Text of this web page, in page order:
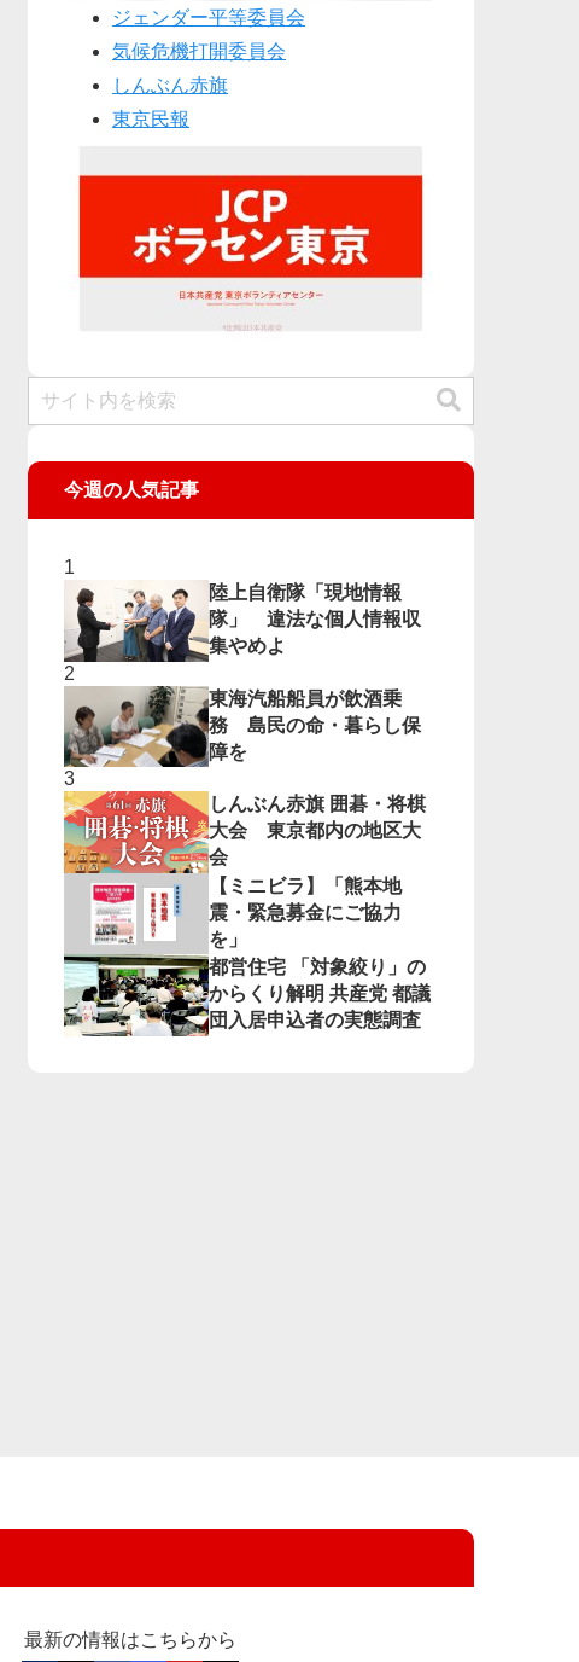
ジェンダー平等委員会
気候危機打開委員会
しんぶん赤旗
東京民報
今週の人気記事
陸上自衛隊「現地情報
隊」 違法な個人情報収
集やめよ
東海汽船船員が飲酒乗
務 島民の命・暮らし保
障を
しんぶん赤旗 囲碁・将棋
大会 東京都内の地区大
会
【ミニビラ】「熊本地
震・緊急募金にご協力
を」
都営住宅 「対象絞り」の
からくり解明 共産党 都議
団入居申込者の実態調査
最新の情報はこちらから